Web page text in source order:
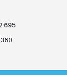
360